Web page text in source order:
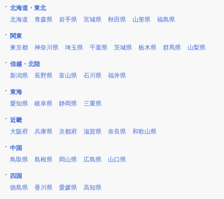
北海道・東北
北海道
青森県 岩手県 宮城県 秋田県 山形県 福島県
関東
東京都
神奈川県 埼玉県 千葉県 茨城県 栃木県 群馬県 山梨県
信越・北陸
新潟県
長野県 富山県 石川県 福井県
東海
愛知県
岐阜県 静岡県 三重県
近畿
大阪府
兵庫県 京都府 滋賀県 奈良県 和歌山県
中国
鳥取県
島根県 岡山県 広島県 山口県
四国
徳島県
香川県 愛媛県 高知県